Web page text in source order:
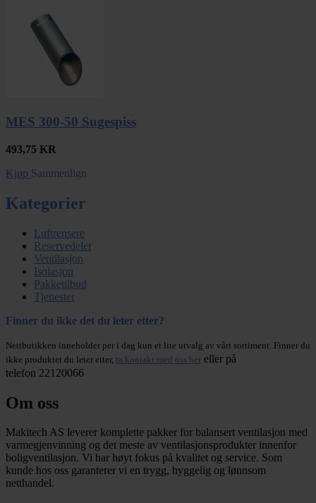
MES 300-50 Sugespiss
493,75 KR
Kjøp Sammenlign
Kategorier
Luftrensere
Reservedeler
Ventilasjon
Isolasjon
Pakketilbud
Tjenester
Finner du ikke det du leter etter?
Nettbutikken inneholder per i dag kun et lite utvalg av vårt sortiment. Finner du
ikke produktet du leter etter, ta kontakt med oss her eller på
telefon 22120066
Om oss
Makitech AS leverer komplette pakker for balansert ventilasjon med
varmegjenvinning og det meste av ventilasjonsprodukter innenfor
boligventilasjon. Vi har høyt fokus på kvalitet og service. Som
kunde hos oss garanterer vi en trygg, hyggelig og lønnsom
netthandel.